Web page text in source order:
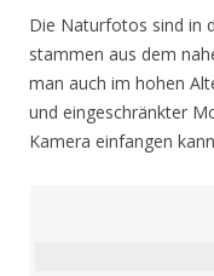
Die Naturfotos sind in
stammen aus dem
man auch im hohen
und eingeschränkter
Kamera einfangen